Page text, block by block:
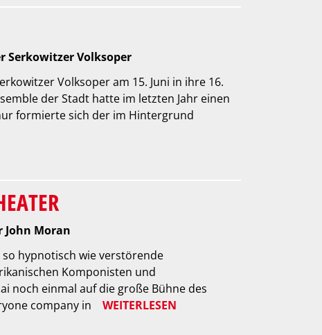
Serkowitzer Volksoper
Volksoper am 15. Juni in ihre 16.
der Stadt hatte im letzten Jahr einen
formierte sich der im Hintergrund
John Moran
hypnotisch wie verstörende
Komponisten und
noch einmal auf die große Bühne des
company in
WEITERLESEN